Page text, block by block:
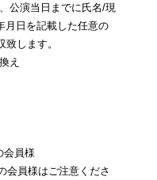
公演当日までに氏名/現
月日を記載した任意の
します。
え
会員様
会員様はご注意くださ